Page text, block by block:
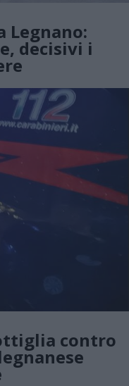
Legnano:
decisivi i
contro